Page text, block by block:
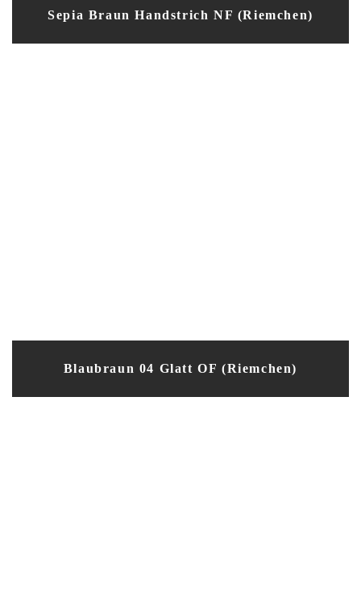
Sepia Braun Handstrich NF (Riemchen)
Blaubraun 04 Glatt OF (Riemchen)